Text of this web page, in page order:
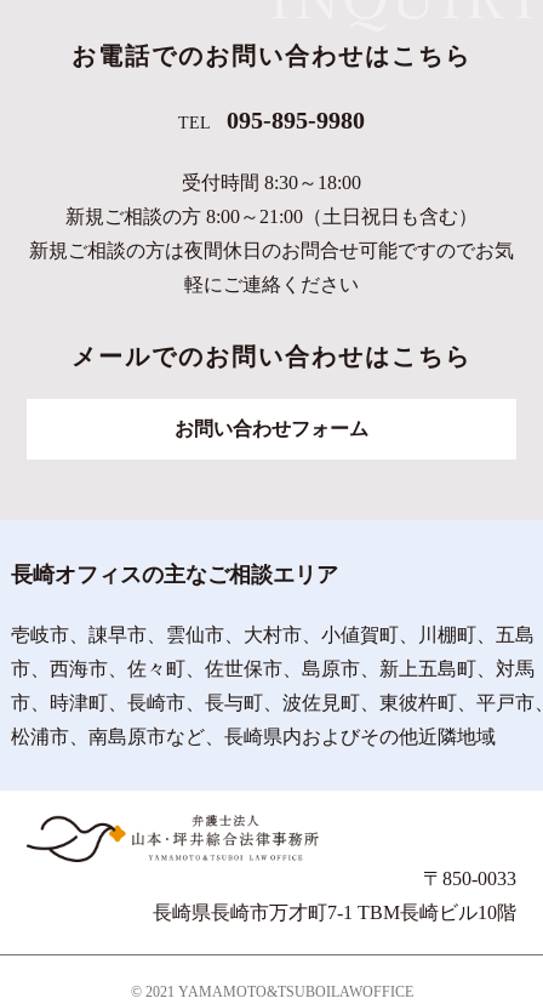
お電話でのお問い合わせはこちら
TEL 095-895-9980
受付時間 8:30～18:00
新規ご相談の方 8:00～21:00（土日祝日も含む）
新規ご相談の方は夜間休日のお問合せ可能ですのでお気
軽にご連絡ください
メールでのお問い合わせはこちら
お問い合わせフォーム
長崎オフィスの主なご相談エリア
壱岐市、諌早市、雲仙市、大村市、小値賀町、川棚町、五島
市、西海市、佐々町、佐世保市、島原市、新上五島町、対馬
市、時津町、長崎市、長与町、波佐見町、東彼杵町、平戸市
松浦市、南島原市など、長崎県内およびその他近隣地域
〒850-0033
長崎県長崎市万才町7-1 TBM長崎ビル10階
© 2021 YAMAMOTO&TSUBOILAWOFFICE